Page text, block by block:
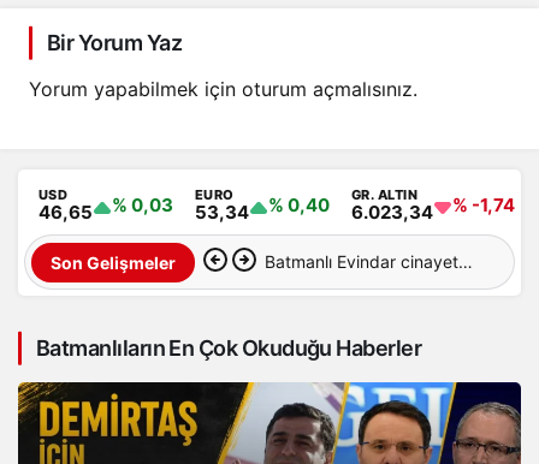
Bir Yorum Yaz
Yorum yapabilmek için oturum açmalısınız.
USD
46,65 % 0,03 EURO
53,34 % 0,40 GR. ALTIN
6.023,34 % -1,74
Son Gelişmeler Batmanlı Evindar cinayete
aranıyor…
Batmanlıların En Çok Okuduğu Haberler